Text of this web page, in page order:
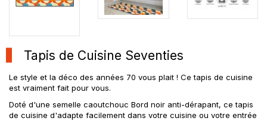
Tapis de Cuisine Seventies
Le style et la déco des années 70 vous plait ! Ce tapis de cuisine
est vraiment fait pour vous.
Doté d'une semelle caoutchouc Bord noir anti-dérapant, ce tapis
de cuisine d'adapte facilement dans votre cuisine ou votre entrée